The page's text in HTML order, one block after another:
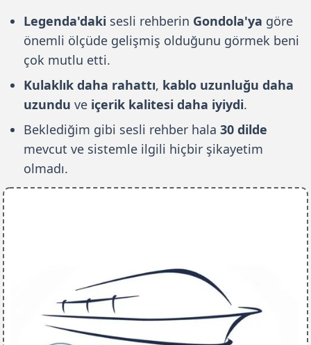
Legenda'daki sesli rehberin Gondola'ya göre
önemli ölçüde gelişmiş olduğunu görmek beni
çok mutlu etti.
Kulaklık daha rahattı, kablo uzunluğu daha
uzundu ve içerik kalitesi daha iyiydi.
Beklediğim gibi sesli rehber hala30 dilde
mevcut ve sistemle ilgili hiçbir şikayetim
olmadı.